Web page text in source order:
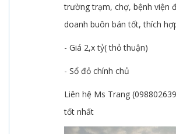
trường trạm, chợ, bệnh viện
doanh buôn bán tốt, thích
- Giá 2,x tỷ( thỏ thuận)
- Sổ đỏ chính chủ
Liên hệ Ms Trang
tốt nhất